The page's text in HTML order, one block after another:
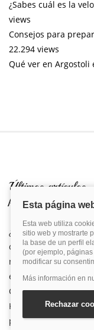
¿Sabes cuál es la
views
Consejos para
22.294 views
Qué ver en Argostoli
Últimos artículos
publicados
¿Se puede llevar
crucero? Todo lo que
necesitas saber
embarcar
Cómo visitar Éfeso
Kusadasi: guía paso a
para cruceristas